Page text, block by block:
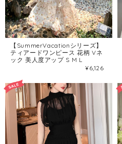
【SummerVacationシリーズ】
ティアードワンピース 花柄 Vネ
ック 美人度アップ S M L
¥6,126